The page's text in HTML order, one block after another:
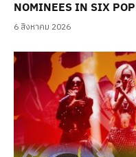
NOMINEES IN SIX
6 สิงหาคม 2026